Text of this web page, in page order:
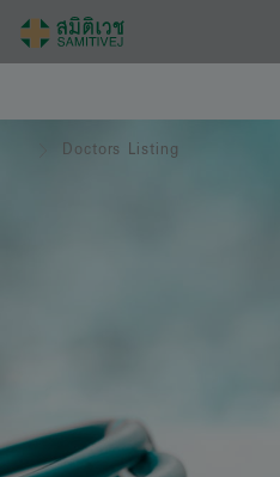
Doctors Listing